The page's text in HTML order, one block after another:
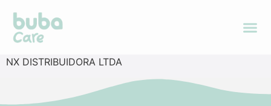
NX DISTRIBUIDORA LTDA